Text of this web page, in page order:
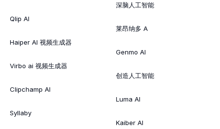
Qlip AI
Haiper AI 视频生成器
Virbo ai 视频生成器
Clipchamp AI
Syllaby
深脑人工智能
莱昂纳多 A
Genmo AI
创造人工智能
Luma AI
Kaiber AI